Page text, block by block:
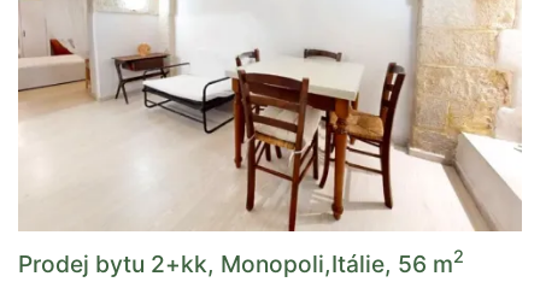
Prodej bytu 2+kk, Monopoli,Itálie, 56 m2